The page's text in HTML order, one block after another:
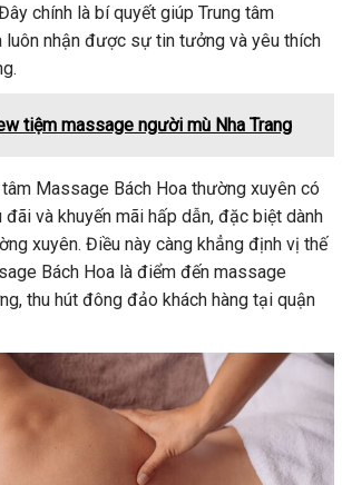
chính là bí quyết giúp Trung tâm
luôn nhận được sự tin tưởng và yêu thích
tiệm massage người mù Nha Trang
Massage Bách Hoa thường xuyên có
và khuyến mãi hấp dẫn, đặc biệt dành
xuyên. Điều này càng khẳng định vị thế
Bách Hoa là điểm đến massage
thu hút đông đảo khách hàng tại quận